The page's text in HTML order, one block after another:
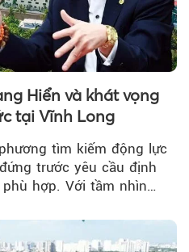
Hiển và khát vọng
tại Vĩnh Long
tìm kiếm động lực
trước yêu cầu định
hợp. Với tầm nhìn